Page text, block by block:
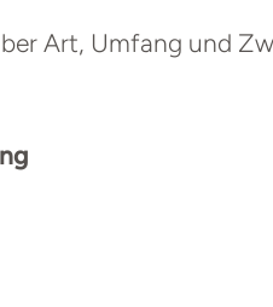
Art, Umfang und